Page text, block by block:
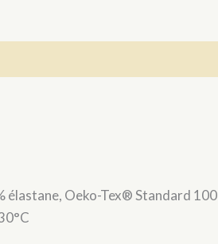
élastane, Oeko-Tex® Standard 100